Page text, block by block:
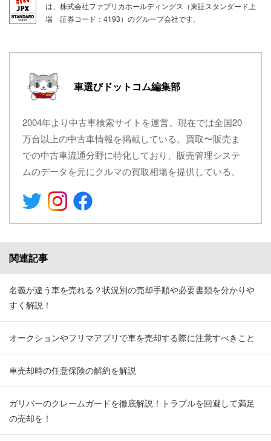
は、株式会社ファブリカホールディングス（東証スタンダード上
場 証券コード：4193）のグループ会社です。
車選びドットコム編集部
2004年より中古車検索サイトを運営。現在では全国20
万台以上の中古車情報を掲載している。買取〜販売ま
での中古車流通分野に特化しており、販売管理システ
ムのデータを元にクルマの買取相場を提供している。
関連記事
名義が違う車を売れる？状況別の売却手順や必要書類を分かりや
すく解説！
オークションやフリマアプリで車を売却する際に注意すべきこと
車売却時の任意保険の解約を解説
ガリバーのクレームガードを徹底解説！トラブルを回避して満足
の売却を！